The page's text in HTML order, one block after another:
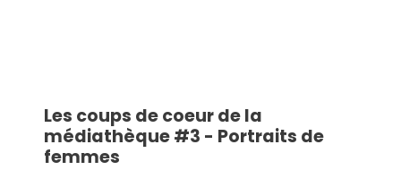
Les coups de coeur de la
médiathèque #3 - Portraits de
femmes